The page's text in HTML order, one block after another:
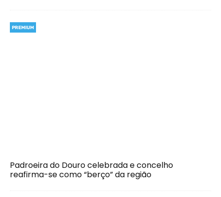
PREMIUM
Padroeira do Douro celebrada e concelho
reafirma-se como “berço” da região